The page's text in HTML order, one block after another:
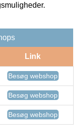
Link
Besøg webshop
Besøg webshop
Besøg webshop